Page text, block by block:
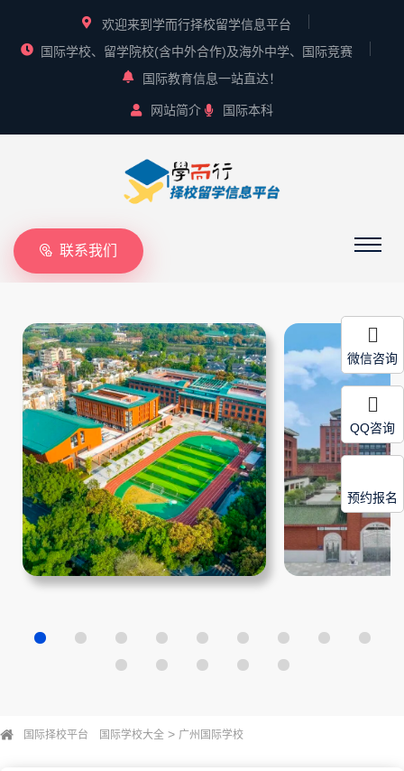
欢迎来到学而行择校留学信息平台
国际学校、留学院校(含中外合作)及海外中学、国际竞赛
国际教育信息一站直达！
网站简介 国际本科
联系我们
国际择校平台 国际学校大全 > 广州国际学校
微信咨询
QQ咨询
预约报名